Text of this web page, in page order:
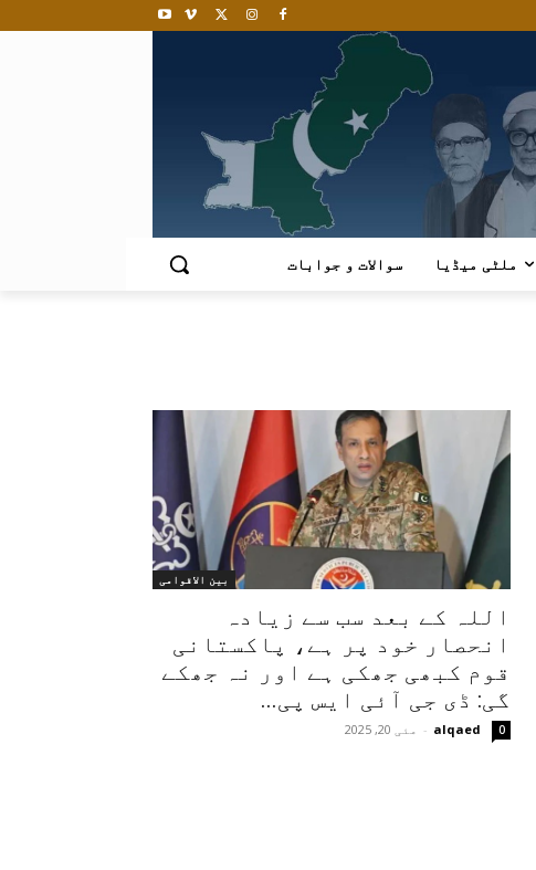
ملٹی میڈیا سوالات و جوابات
بین الاقوامی
اللہ کے بعد سب سے زیادہ
انحصار خود پر ہے، پاکستانی
قوم کبھی جھکی ہے اور نہ جھکے
گی: ڈی جی آئی ایس پی...
alqaed
- مئی 20, 2025 0